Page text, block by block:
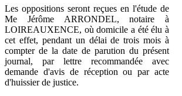
Les oppositions seront reçues en l'étude de
Me Jérôme ARRONDEL, notaire à
LOIREAUXENCE, où domicile a été élu à
cet effet, pendant un délai de trois mois à
compter de la date de parution du présent
journal, par lettre recommandée avec
demande d'avis de réception ou par acte
d'huissier de justice.